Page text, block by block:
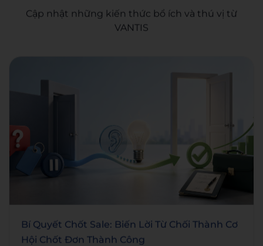
Cập nhật những kiến thức bổ ích và thú vị từ
VANTIS
Bí Quyết Chốt Sale: Biến Lời Từ Chối Thành Cơ
Hội Chốt Đơn Thành Công